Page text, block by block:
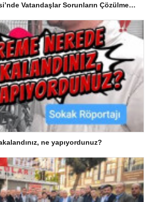
Hacımaşlı Mahallesi’nde Vatandaşlar Sorunların Çözülmesini Bekliyor
ne yapıyordunuz?